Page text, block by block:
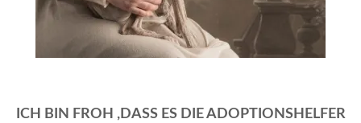
ICH BIN FROH ,DASS ES DIE ADOPTIONSHELFER